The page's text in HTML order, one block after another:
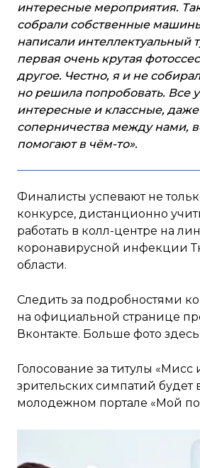
интересные мероприятия.
собрали собственные
написали интеллектуальный
первая очень крутая
другое. Честно, я и не
но решила попробовать. Все
интересные и классные, даже
соперничества между нами,
помогают в чём-то».
Финалисты успевают не
конкурсе, дистанционно
работать в колл-центре на
коронавирусной инфекции
области.
Следить за подробностями
на официальной странице
Вконтакте. Больше фото здесь.
Голосование за титулы «Мисс
зрительских симпатий будет
молодежном портале «Мой